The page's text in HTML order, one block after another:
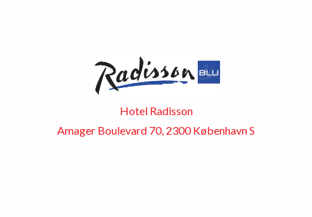
Hotel Radisson
Amager Boulevard 70, 2300 København S